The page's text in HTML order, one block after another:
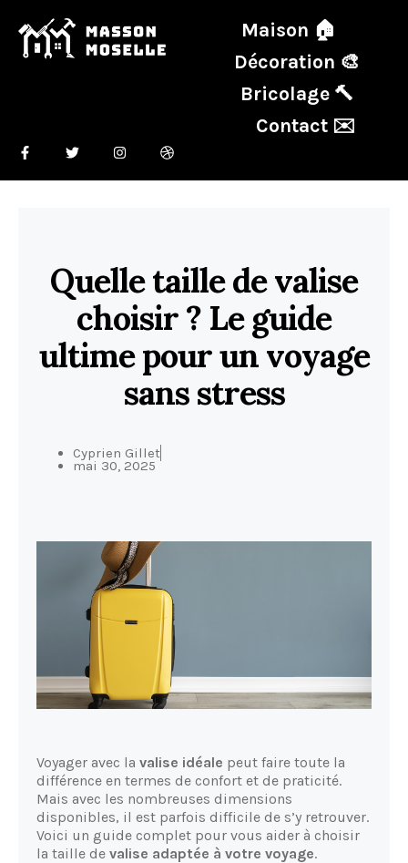
Maison 🏠
Décoration 🎨
Bricolage 🔨
Contact ✉️
Quelle taille de valise
choisir ? Le guide
ultime pour un voyage
sans stress
Cyprien Gillet
mai 30, 2025
Voyager avec la valise idéale peut faire toute la
différence en termes de confort et de praticité.
Mais avec les nombreuses dimensions
disponibles, il est parfois difficile de s’y retrouver.
Voici un guide complet pour vous aider à choisir
la taille de valise adaptée à votre voyage.